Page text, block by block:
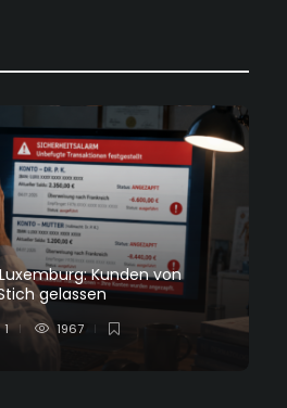
Kunden von
gelassen
1 1967